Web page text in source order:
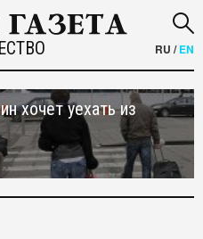
RU /EN
хочет уехать из